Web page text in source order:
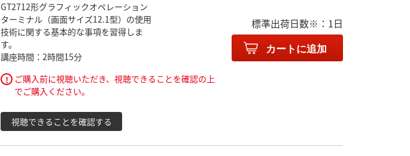
GT2712形グラフィックオペレーション
ターミナル（画面サイズ12.1型）の使用
技術に関する基本的な事項を習得しま
す。
講座時間：2時間15分
!
ご購入前に視聴いただき、視聴できることを確認の上
でご購入ください。
視聴できることを確認する
標準出荷日数※：1日
カートに追加